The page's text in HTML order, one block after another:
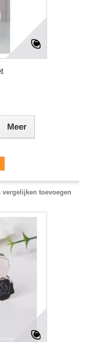
Meer
vergelijken toevoegen